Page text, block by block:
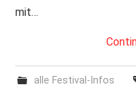
mit…
alle Festival-Infos